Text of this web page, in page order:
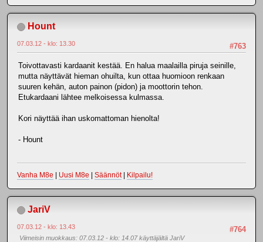
Hount
#763
07.03.12 - klo: 13.30
Toivottavasti kardaanit kestää. En halua maalailla piruja seinille,
mutta näyttävät hieman ohuilta, kun ottaa huomioon renkaan
suuren kehän, auton painon (pidon) ja moottorin tehon.
Etukardaani lähtee melkoisessa kulmassa.
Kori näyttää ihan uskomattoman hienolta!
- Hount
Vanha M8e | Uusi M8e | Säännöt| Kilpailu!
JariV
#764
07.03.12 - klo: 13.43
Viimeisin muokkaus: 07.03.12 - klo: 14.07 käyttäjältä JariV